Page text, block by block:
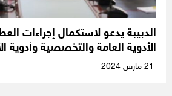
الدبيبة يدعو لاستكمال إجراءات
الأدوية العامة والتخصصية وأدوية